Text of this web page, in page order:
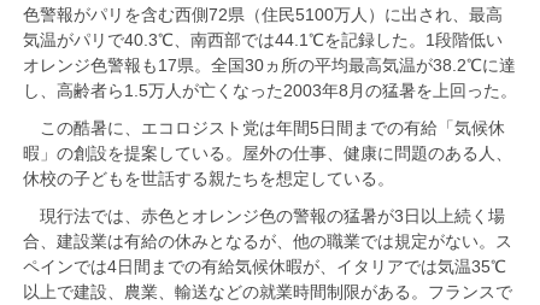
色警報がパリを含む西側72県（住民5100万人）に出され、最高
気温がパリで40.3℃、南西部では44.1℃を記録した。1段階低い
オレンジ色警報も17県。全国30ヵ所の平均最高気温が38.2℃に達
し、高齢者ら1.5万人が亡くなった2003年8月の猛暑を上回った。
この酷暑に、エコロジスト党は年間5日間までの有給「気候休
暇」の創設を提案している。屋外の仕事、健康に問題のある人、
休校の子どもを世話する親たちを想定している。
現行法では、赤色とオレンジ色の警報の猛暑が3日以上続く場
合、建設業は有給の休みとなるが、他の職業では規定がない。ス
ペインでは4日間までの有給気候休暇が、イタリアでは気温35℃
以上で建設、農業、輸送などの就業時間制限がある。フランスで